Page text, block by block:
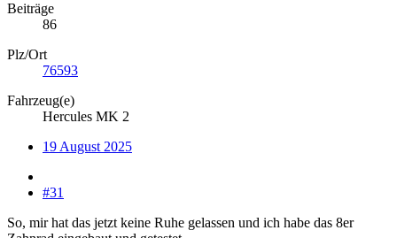
Beiträge
86
Plz/Ort
76593
Fahrzeug(e)
Hercules MK 2
19 August 2025
#31
So, mir hat das jetzt keine Ruhe gelassen und ich habe das 8er